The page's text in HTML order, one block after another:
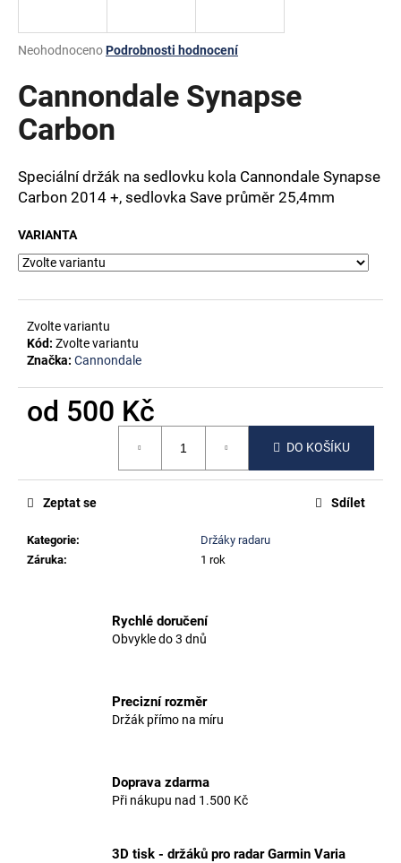
Průměrné
produktu
je
0,0
z
hvězdiček.
NeohodnocenoPodrobnosti hodnocení
Cannondale Synapse
Carbon
Speciální držák na sedlovku kola Cannondale Synapse
Carbon 2014 +, sedlovka Save průměr 25,4mm
VARIANTA
Zvolte variantu
Kód: Zvolte variantu
Značka: Cannondale
od 500 Kč
DO KOŠÍKU
Kategorie:
Držáky radaru
Záruka: 1 rok
Zeptat se Sdílet
Rychlé doručení
Obvykle do 3 dnů
Precizní rozměr
Držák přímo na míru
Doprava zdarma
Při nákupu nad 1.500 Kč
3D tisk - držáků pro radar Garmin Varia
j
t
?
HLEDAT
o
p
o
u
m
CERVÉLO